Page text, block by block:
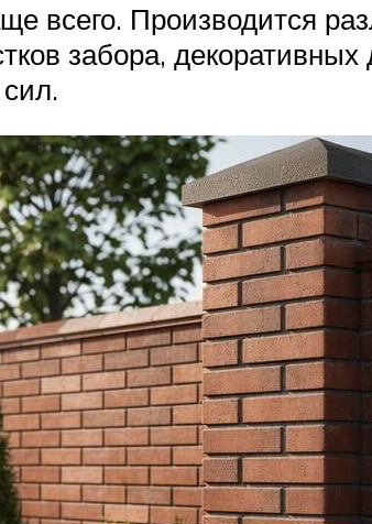
всего. Производится
забора,